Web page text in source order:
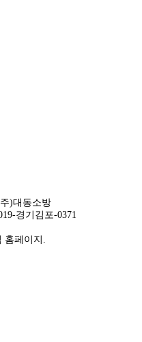
)대동소방
경기김포-0371
페이지.